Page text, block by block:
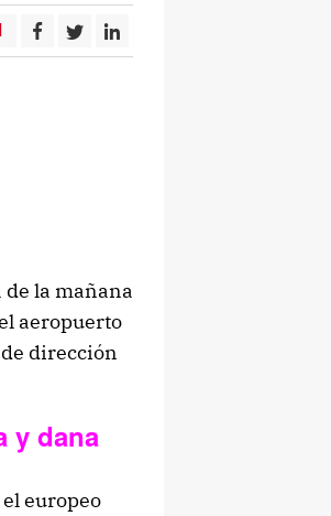
de la mañana
aeropuerto
dirección
y dana
europeo